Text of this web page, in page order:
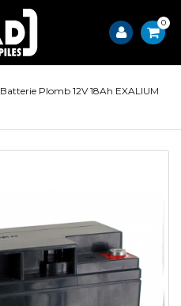
0
Batterie Plomb 12V 18Ah EXALIUM